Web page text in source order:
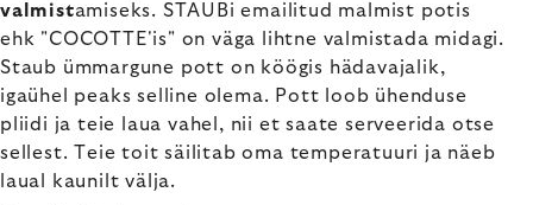
valmistamiseks. STAUBi emailitud malmist potis
ehk "COCOTTE'is" on väga lihtne valmistada midagi.
Staub ümmargune pott on köögis hädavajalik,
igaühel peaks selline olema. Pott loob ühenduse
pliidi ja teie laua vahel, nii et saate serveerida otse
sellest. Teie toit säilitab oma temperatuuri ja näeb
laual kaunilt välja.